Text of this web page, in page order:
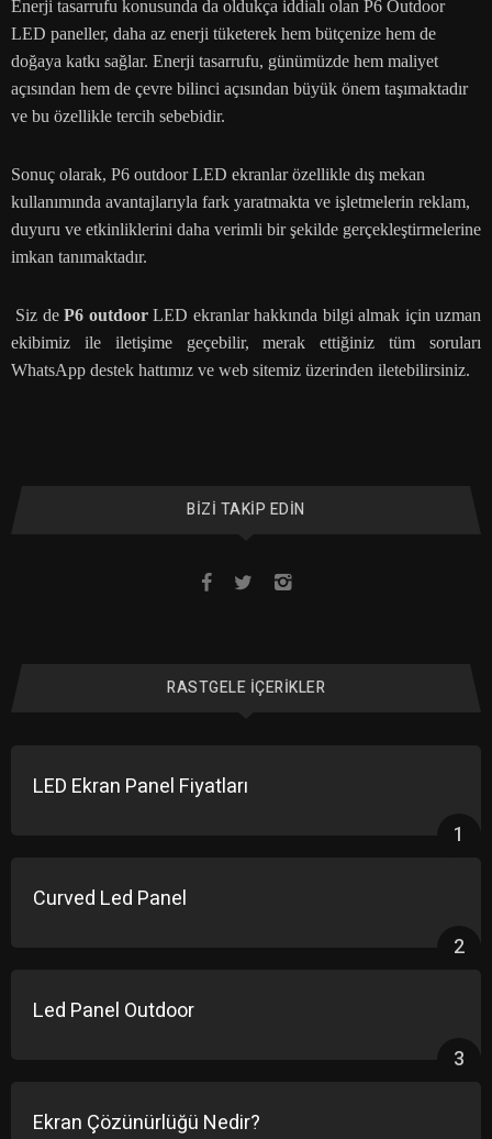
Enerji tasarrufu konusunda da oldukça iddialı olan P6 Outdoor
LED paneller, daha az enerji tüketerek hem bütçenize hem de
doğaya katkı sağlar. Enerji tasarrufu, günümüzde hem maliyet
açısından hem de çevre bilinci açısından büyük önem taşımaktadır
ve bu özellikle tercih sebebidir.
Sonuç olarak, P6 outdoor LED ekranlar özellikle dış mekan
kullanımında avantajlarıyla fark yaratmakta ve işletmelerin reklam,
duyuru ve etkinliklerini daha verimli bir şekilde gerçekleştirmelerine
imkan tanımaktadır.
Siz deP6 outdoorLED ekranlar hakkında bilgi almak için uzman
ekibimiz ile iletişime geçebilir, merak ettiğiniz tüm soruları
WhatsApp destek hattımız ve web sitemiz üzerinden iletebilirsiniz.
BIZI TAKIP EDIN
RASTGELE İÇERIKLER
LED Ekran Panel Fiyatları
1
Curved Led Panel
2
Led Panel Outdoor
3
Ekran Çözünürlüğü Nedir?